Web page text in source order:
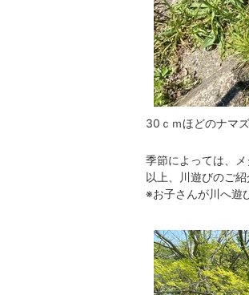
30ｃｍほどのナマ
季節によっては、メ
以上、川遊びのご紹
※お子さんが川へ遊